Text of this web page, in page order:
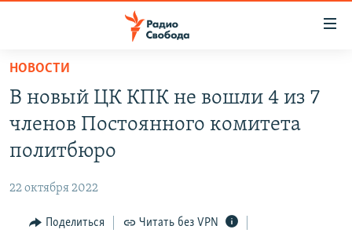
упрощенного
доступа
основному
Вернутся
АВТОРСКИЕ ПРОЕКТЫ
МНЕНИЯ
КУЛЬТУРА
НОВОСТИ
В новый ЦК КПК не вошли 4 из 7
членов Постоянного комитета
политбюро
22 октября 2022
Поделиться Читать без VPN